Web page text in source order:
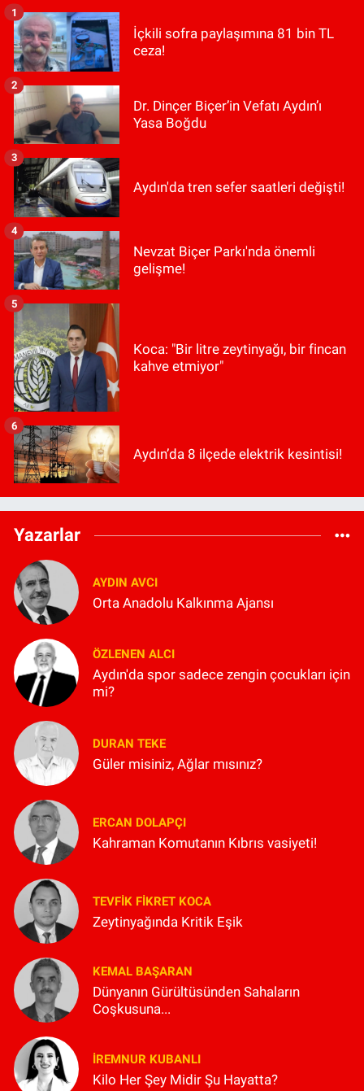
İçkili sofra paylaşımına 81 bin TL
ceza!
1
Dr. Dinçer Biçer’in Vefatı Aydın’ı
Yasa Boğdu
2
Aydın'da tren sefer saatleri değişti!
3
Nevzat Biçer Parkı'nda önemli
gelişme!
4
Koca: "Bir litre zeytinyağı, bir fincan
kahve etmiyor"
5
Aydın’da 8 ilçede elektrik kesintisi!
6
Yazarlar
AYDIN AVCI
Orta Anadolu Kalkınma Ajansı
ÖZLENEN ALCI
Aydın'da spor sadece zengin çocukları için
mi?
DURAN TEKE
Güler misiniz, Ağlar mısınız?
ERCAN DOLAPÇI
Kahraman Komutanın Kıbrıs vasiyeti!
TEVFIK FIKRET KOCA
Zeytinyağında Kritik Eşik
KEMAL BAŞARAN
Dünyanın Gürültüsünden Sahaların
Coşkusuna...
İREMNUR KUBANLI
Kilo Her Şey Midir Şu Hayatta?